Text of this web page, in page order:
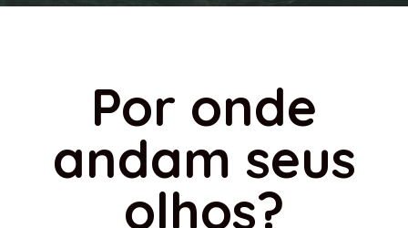
Por onde
andam seus
olhos?